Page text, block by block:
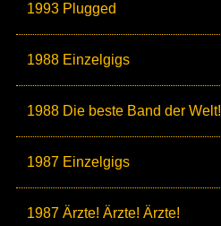
1993 Plugged
1988 Einzelgigs
1988 Die beste Band der Welt!
1987 Einzelgigs
1987 Ärzte! Ärzte! Ärzte!